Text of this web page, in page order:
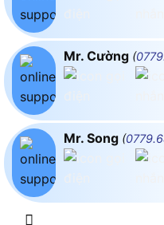
Mr. Cường (
Mr. Song (